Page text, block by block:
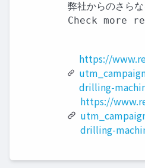
弊社からのさら
Check more
https://
drilling-
https://
drilling-